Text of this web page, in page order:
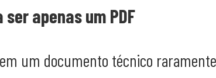
apenas um PDF
um documento técnico